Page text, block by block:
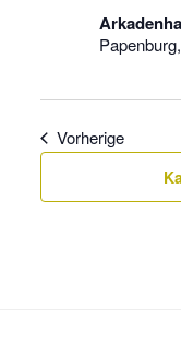
Vorherige